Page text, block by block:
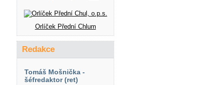
Orlíček Přední Chlum
Redakce
Tomáš Mošnička -
šéfredaktor (ret)